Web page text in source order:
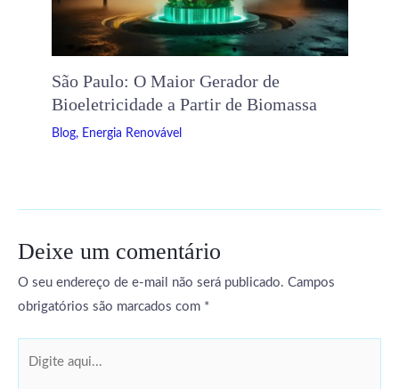
São Paulo: O Maior Gerador de
Bioeletricidade a Partir de Biomassa
Blog, Energia Renovável
Deixe um comentário
O seu endereço de e-mail não será publicado. Campos
obrigatórios são marcados com *